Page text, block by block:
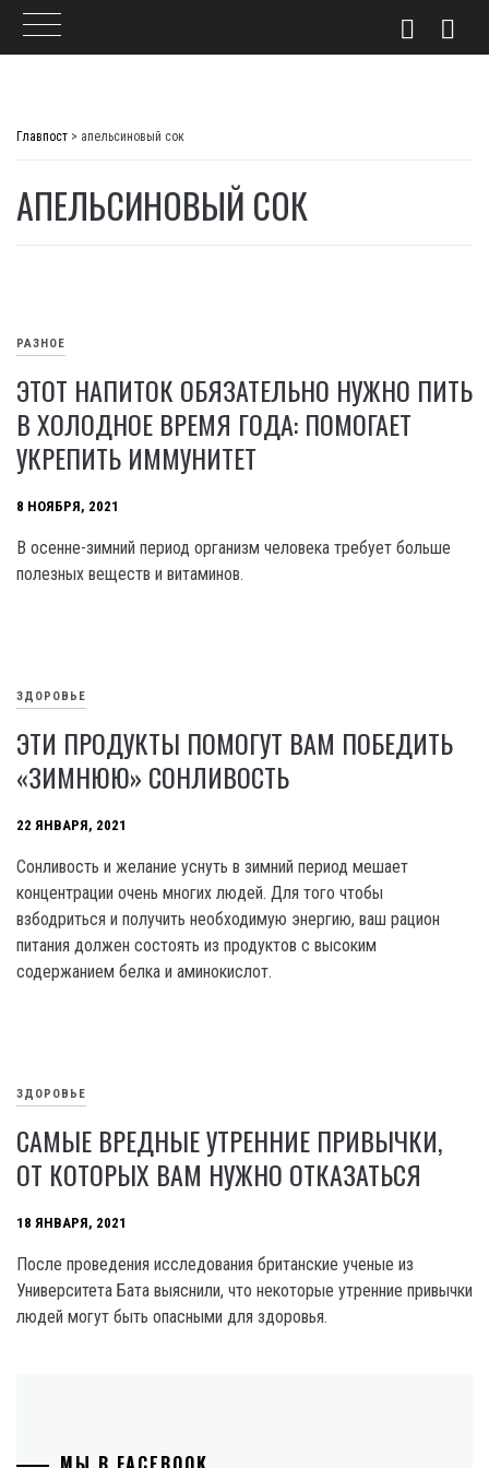
Главпост > апельсиновый сок
АПЕЛЬСИНОВЫЙ СОК
РАЗНОЕ
ЭТОТ НАПИТОК ОБЯЗАТЕЛЬНО НУЖНО ПИТЬ
В ХОЛОДНОЕ ВРЕМЯ ГОДА: ПОМОГАЕТ
УКРЕПИТЬ ИММУНИТЕТ
8 НОЯБРЯ, 2021
В осенне-зимний период организм человека требует больше
полезных веществ и витаминов.
ЗДОРОВЬЕ
ЭТИ ПРОДУКТЫ ПОМОГУТ ВАМ ПОБЕДИТЬ
«ЗИМНЮЮ» СОНЛИВОСТЬ
22 ЯНВАРЯ, 2021
Сонливость и желание уснуть в зимний период мешает
концентрации очень многих людей. Для того чтобы
взбодриться и получить необходимую энергию, ваш рацион
питания должен состоять из продуктов с высоким
содержанием белка и аминокислот.
ЗДОРОВЬЕ
САМЫЕ ВРЕДНЫЕ УТРЕННИЕ ПРИВЫЧКИ,
ОТ КОТОРЫХ ВАМ НУЖНО ОТКАЗАТЬСЯ
18 ЯНВАРЯ, 2021
После проведения исследования британские ученые из
Университета Бата выяснили, что некоторые утренние привычки
людей могут быть опасными для здоровья.